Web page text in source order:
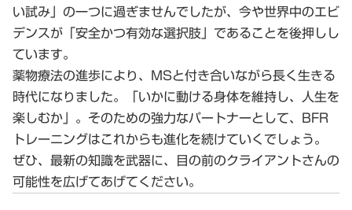
い試み」の一つに過ぎませんでしたが、今や世界中のエビ
デンスが 「安全かつ有効な選択肢」 であることを後押しし
ています。
薬物療法の進歩により、MSと付き合いながら長く生きる
時代になりました。「いかに動ける身体を維持し、人生を
楽しむか」。そのための強力なパートナーとして、BFR
トレーニングはこれからも進化を続けていくでしょう。
ぜひ、最新の知識を武器に、目の前のクライアントさんの
可能性を広げてあげてください。